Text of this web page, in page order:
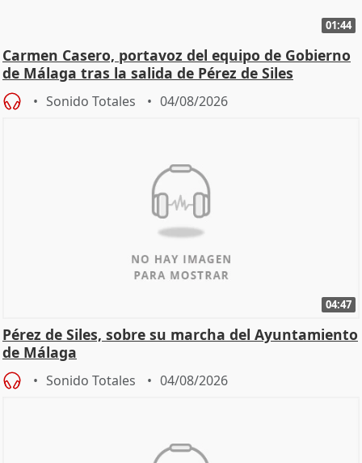
01:44
Carmen Casero, portavoz del equipo de Gobierno
de Málaga tras la salida de Pérez de Siles
Sonido Totales 04/08/2026
04:47
Pérez de Siles, sobre su marcha del Ayuntamiento
de Málaga
Sonido Totales 04/08/2026